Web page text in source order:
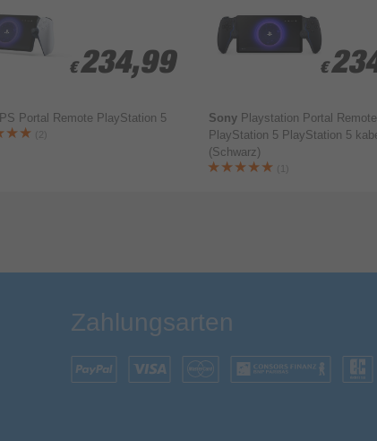
Bewertung & Kommentar speichern
€ 234,99
€ 234,99
PS Portal Remote PlayStation 5
(2)
€
€
Sony Playstation Portal
PlayStation 5 РlayStation 5
(Schwarz)
(1)
Zahlungsarten